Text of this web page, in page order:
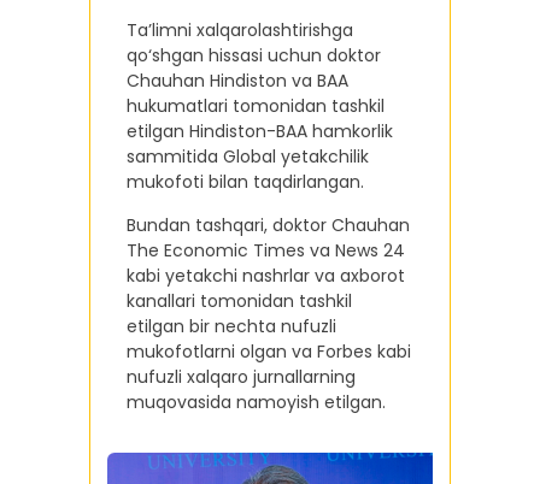
Ta’limni xalqarolashtirishga
qo‘shgan hissasi uchun doktor
Chauhan Hindiston va BAA
hukumatlari tomonidan tashkil
etilgan Hindiston-BAA hamkorlik
sammitida Global yetakchilik
mukofoti bilan taqdirlangan.
Bundan tashqari, doktor Chauhan
The Economic Times va News 24
kabi yetakchi nashrlar va axborot
kanallari tomonidan tashkil
etilgan bir nechta nufuzli
mukofotlarni olgan va Forbes kabi
nufuzli xalqaro jurnallarning
muqovasida namoyish etilgan.